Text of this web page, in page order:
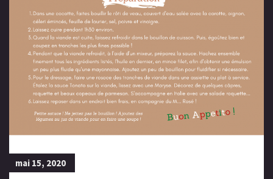
mai 15, 2020